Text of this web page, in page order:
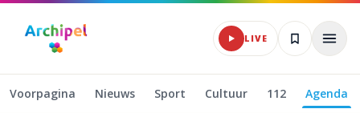
Naar hoofdinhoud
LIVE
Voorpagina Nieuws Sport Cultuur 112 Agenda